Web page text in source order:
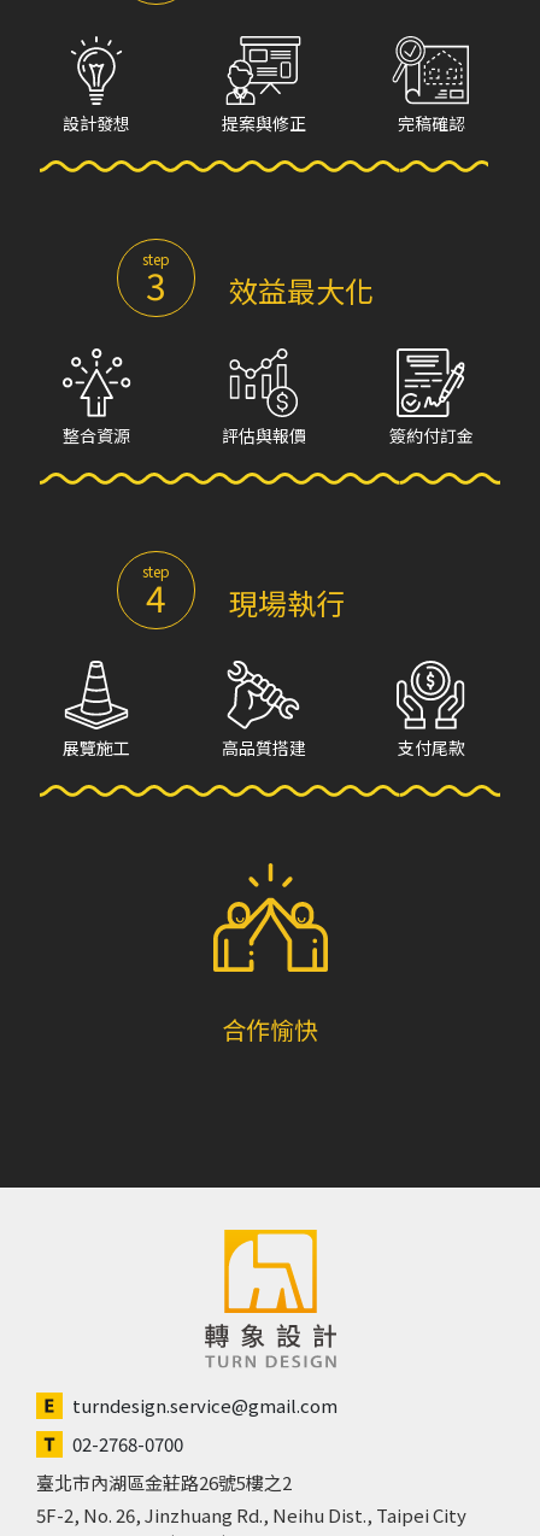
設計發想 提案與修正 完稿確認
step
3 效益最大化
整合資源 評估與報價 簽約付訂金
step
4 現場執行
展覽施工 高品質搭建 支付尾款
合作愉快
turndesign.service@gmail.com
02-2768-0700
臺北市內湖區金莊路26號5樓之2
5F-2, No. 26, Jinzhuang Rd., Neihu Dist., Taipei City